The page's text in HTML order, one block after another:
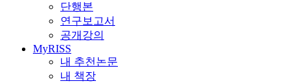
단행본
연구보고서
공개강의
MyRISS
내 추천논문
내 책장